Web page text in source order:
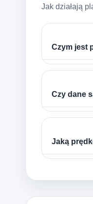
Jak działają
Czym jest
Czy dane
Jaką